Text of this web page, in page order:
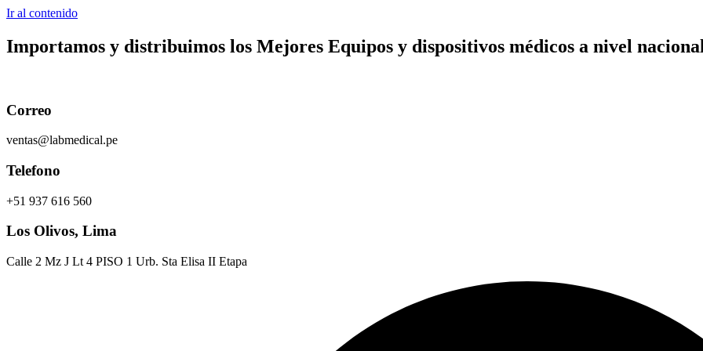
Ir al contenido
Importamos y distribuimos los Mejores Equipos y dispositivos médicos a nivel
Correo
ventas@labmedical.pe
Telefono
+51 937 616 560
Los Olivos, Lima
Calle 2 Mz J Lt 4 PISO 1 Urb. Sta Elisa II Etapa